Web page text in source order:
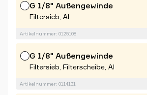
G 1/8" Außengewinde
Filtersieb, Al
Artikelnummer: 0125108
G 1/8" Außengewinde
Filtersieb, Filterscheibe, Al
Artikelnummer: 0114131